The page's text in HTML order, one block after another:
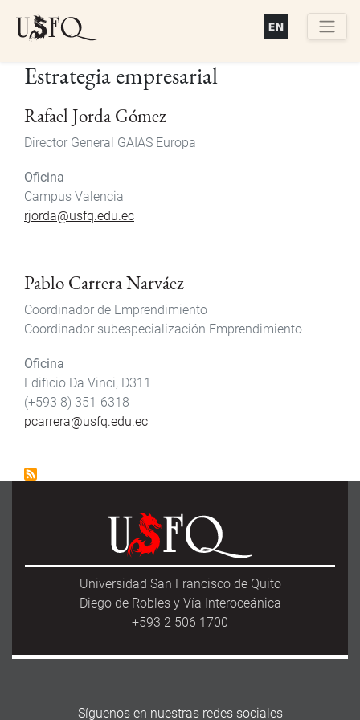
principal
Estrategia empresarial
Rafael Jorda Gómez
Director General GAIAS Europa
Oficina
Campus Valencia
rjorda@usfq.edu.ec
Pablo Carrera Narváez
Coordinador de Emprendimiento
Coordinador subespecialización Emprendimiento
Oficina
Edificio Da Vinci, D311
(+593 8) 351-6318
pcarrera@usfq.edu.ec
Universidad San Francisco de Quito
Diego de Robles y Vía Interoceánica
+593 2 506 1700
Síguenos en nuestras redes sociales